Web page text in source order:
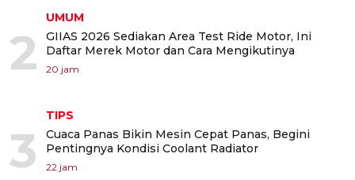
2
UMUM
GIIAS 2026 Sediakan Area Test Ride Motor, Ini
Daftar Merek Motor dan Cara Mengikutinya
20 jam
3
TIPS
Cuaca Panas Bikin Mesin Cepat Panas, Begini
Pentingnya Kondisi Coolant Radiator
22 jam